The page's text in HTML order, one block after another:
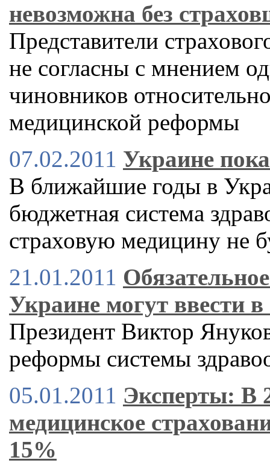
невозможна без
Представители
не согласны с мнением
чиновников
медицинской реформы
07.02.2011 Украине
В ближайшие годы в
бюджетная система
страховую медицину не
21.01.2011
Украине могут ввести в
Президент Виктор
реформы системы
05.01.2011 Эксперты: В
медицинское
15%